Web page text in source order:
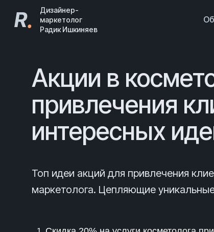
R.
Дизайнер-
маркетолог
Радик Ишкиняев
Акции в
привлечения
интересных
Топ идеи акций для привлечения
маркетолога. Цепляющие